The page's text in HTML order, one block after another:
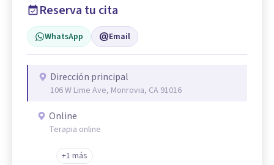
Reserva tu cita
WhatsApp Email
Dirección principal
106 W Lime Ave, Monrovia, CA 91016
Online
Terapia online
+1 más